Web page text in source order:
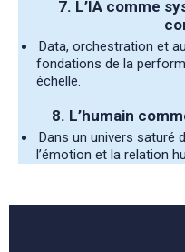
7. L’IA comme
Data, orchestration et
fondations de la
échelle.
8. L’humain
Dans un univers saturé
l’émotion et la relation